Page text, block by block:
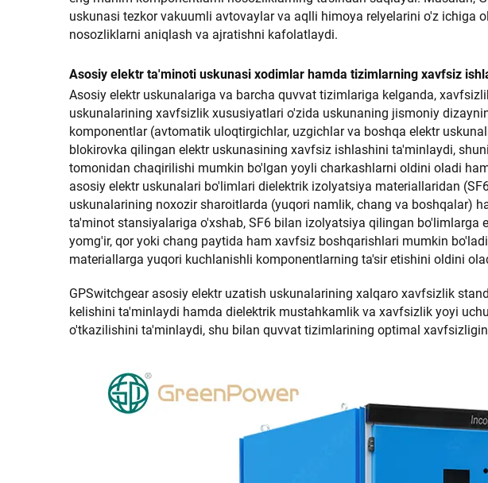
uskunasi tezkor vakuumli avtovaylar va aqlli himoya relyelarini o'z ichiga
nosozliklarni aniqlash va ajratishni kafolatlaydi.
Asosiy elektr ta'minoti uskunasi xodimlar hamda tizimlarning xavfsiz
Asosiy elektr uskunalariga va barcha quvvat tizimlariga kelganda,
uskunalarining xavfsizlik xususiyatlari o'zida uskunaning jismoniy
komponentlar (avtomatik uloqtirgichlar, uzgichlar va boshqa elektr
blokirovka qilingan elektr uskunasining xavfsiz ishlashini ta'minlaydi,
tomonidan chaqirilishi mumkin bo'lgan yoyli charkashlarni oldini oladi
asosiy elektr uskunalari bo'limlari dielektrik izolyatsiya materiallaridan
uskunalarining noxozir sharoitlarda (yuqori namlik, chang va boshqalar)
ta'minot stansiyalariga o'xshab, SF6 bilan izolyatsiya qilingan bo'limlarga
yomg'ir, qor yoki chang paytida ham xavfsiz boshqarishlari mumkin
materiallarga yuqori kuchlanishli komponentlarning ta'sir etishini oldini
GPSwitchgear asosiy elektr uzatish uskunalarining xalqaro xavfsizlik
kelishini ta'minlaydi hamda dielektrik mustahkamlik va xavfsizlik yoyi
o'tkazilishini ta'minlaydi, shu bilan quvvat tizimlarining optimal